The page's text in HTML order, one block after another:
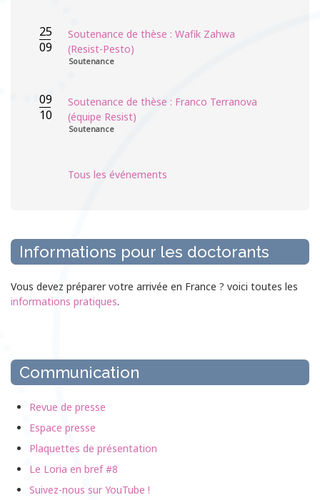
25
09
Soutenance de thèse : Wafik Zahwa
(Resist-Pesto)
Soutenance
09
10
Soutenance de thèse : Franco Terranova
(équipe Resist)
Soutenance
Tous les événements
Informations pour les doctorants
Vous devez préparer votre arrivée en France ? voici toutes les
informations pratiques.
Communication
Revue de presse
Espace presse
Plaquettes de présentation
Le Loria en bref #8
Suivez-nous sur YouTube !